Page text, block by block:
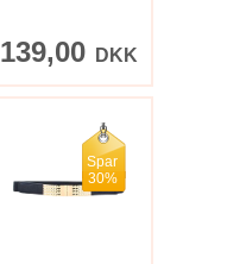
139,00 DKK
Spar
30%